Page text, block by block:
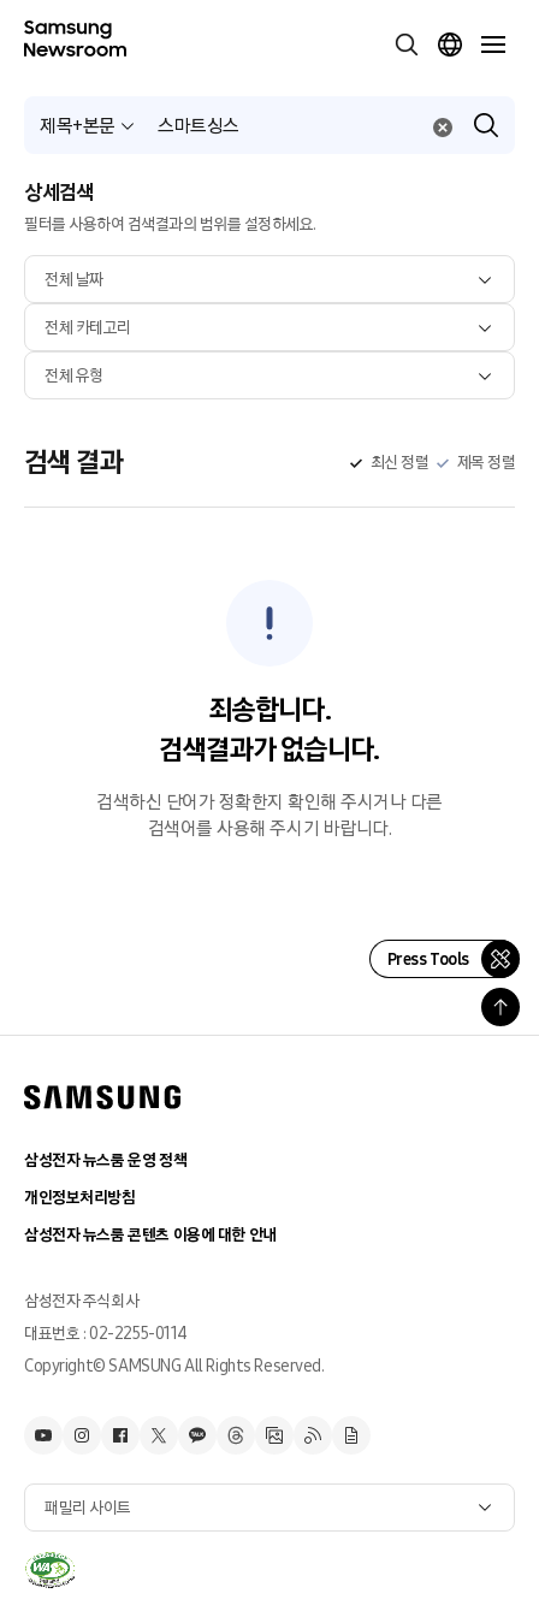
제목+본문
상세검색
필터를 사용하여 검색결과의 범위를 설정하세요.
전체 날짜
전체 카테고리
전체 유형
검색 결과 최신 정렬 제목 정렬
죄송합니다.
검색결과가 없습니다.
검색하신 단어가 정확한지 확인해 주시거나 다른
검색어를 사용해 주시기 바랍니다.
Press Tools
삼성전자 뉴스룸 운영 정책
개인정보처리방침
삼성전자 뉴스룸 콘텐츠 이용에 대한 안내
삼성전자 주식회사
대표번호 : 02-2255-0114
Copyright© SAMSUNG All Rights Reserved.
패밀리 사이트